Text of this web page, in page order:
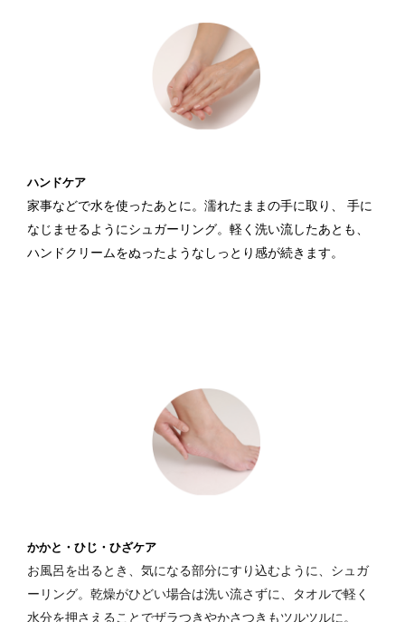
ハンドケア
家事などで水を使ったあとに。濡れたままの手に取り、
手に
なじませるようにシュガーリング。軽く洗い流したあとも、
ハンドクリームをぬったようなしっとり感が続きます。
かかと・ひじ・ひざケア
お風呂を出るとき、気になる部分にすり込むように、シュガ
ーリング。乾燥がひどい場合は洗い流さずに、タオルで軽く
水分を押さえることでザラつきやかさつきもツルツルに。